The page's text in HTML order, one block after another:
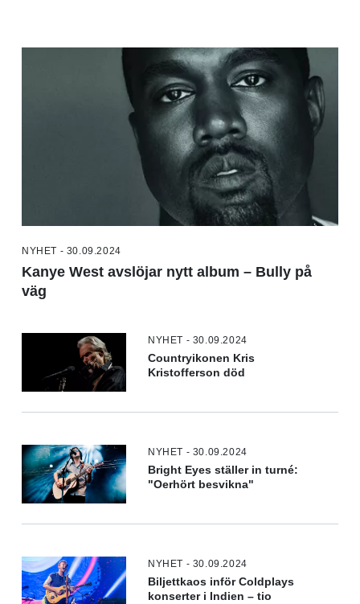
NYHET - 30.09.2024
Kanye West avslöjar nytt album – Bully på
väg
NYHET - 30.09.2024
Countryikonen Kris
Kristofferson död
NYHET - 30.09.2024
Bright Eyes ställer in turné:
"Oerhört besvikna"
NYHET - 30.09.2024
Biljettkaos inför Coldplays
konserter i Indien – tio